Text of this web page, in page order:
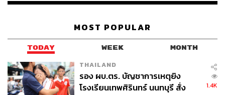
MOST POPULAR
TODAY WEEK MONTH
THAILAND
รอง ผบ.ตร. บัญชาการเหตุยิง
โรงเรียนเทพศิรินทร์ นนทบุรี สั่ง
1.4K